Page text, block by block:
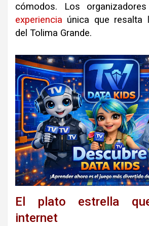
cómodos. Los
experiencia única que resalta
del Tolima Grande.
El plato estrella
internet